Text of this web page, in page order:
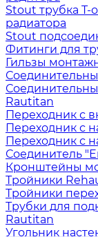
Stout трубка
радиатора
Stout
Фитинги для
Гильзы
Rautitan
Переходник с
Переходник с
Переходник с
Соединитель
Кронштейны
Тройники
Тройники
Трубки для
Rautitan
Угольник